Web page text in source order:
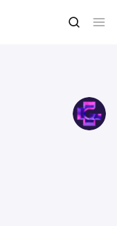
Acheter du GENIUS
GENIUS